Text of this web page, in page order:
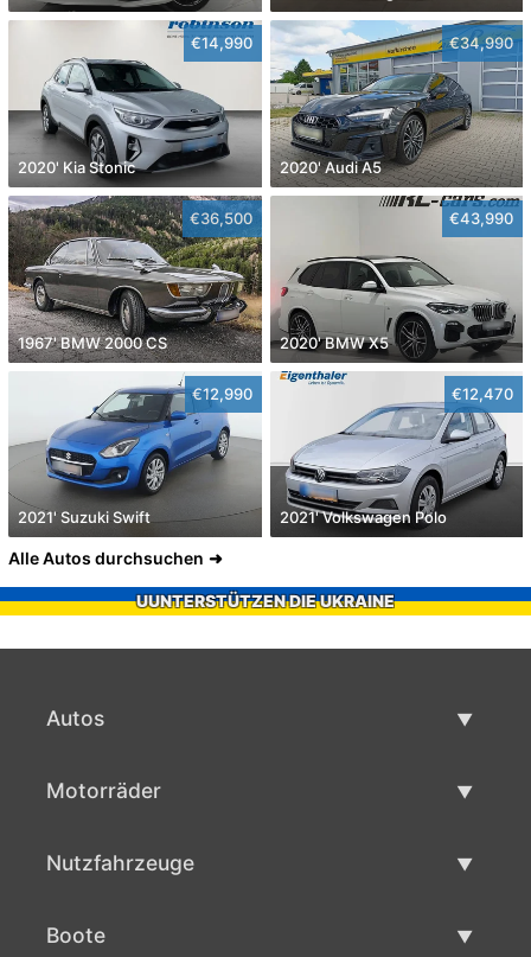
€14,990
2020' Kia Stonic
€34,990
2020' Audi A5
€36,500
1967' BMW 2000 CS
€43,990
2020' BMW X5
€12,990
2021' Suzuki Swift
€12,470
2021' Volkswagen Polo
Alle Autos durchsuchen
UUNTERSTÜTZEN DIE UKRAINE
Autos
Motorräder
Nutzfahrzeuge
Boote